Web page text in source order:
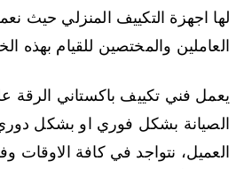
لها اجهزة التكييف المنزلي حيث
العاملين والمختصين للقيام بهذه
يعمل فني تكييف باكستاني الرقة
الصيانة بشكل فوري او بشكل
العميل، نتواجد في كافة الاوقات